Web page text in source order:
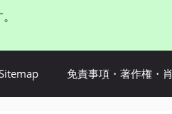
免責事項・著作権・